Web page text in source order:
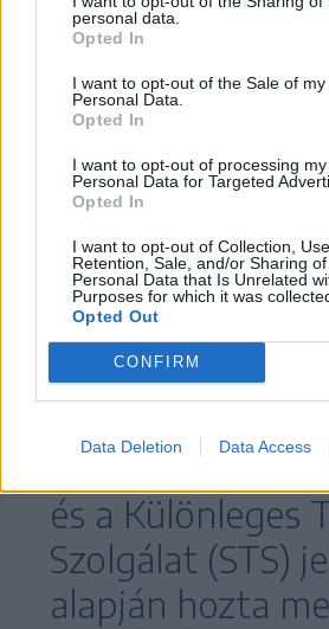
personal data.
Opted In
I want to opt-out of the Sale of my
Personal Data.
Opted In
I want to opt-out of processing my
Personal Data for Targeted
Opted In
I want to opt-out of Collection, Use,
Retention, Sale, and/or Sharing
Personal Data that Is Unrelated
Purposes for which it was
Opted Out
CONFIRM
Data Deletion Data Access
szolgáltatott
kapcsán
Mint arról beszámoltunk, a
elnökválasztási forduló
döntött, hogy elölről kell
választási folyamatot.
A testület
határozatát a
(SIE), a
és a Különleges
Szolgálat (STS)
alapján hozta